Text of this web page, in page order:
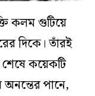
কলম গুটিয়ে
দিকে। তাঁরই
শেষে কয়েকটি
অনন্তের পানে,